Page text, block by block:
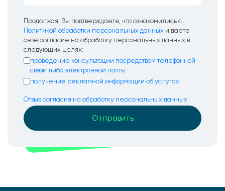
Продолжая, Вы подтверждаете, что ознакомились с
Политикой обработки персональных данных и даете
свое согласие на обработку персональных данных в
следующих целях:
проведение консультации посредством телефонной
связи либо электронной почты
получение рекламной информации об услугах
Отзыв согласия на обработку персональных данных